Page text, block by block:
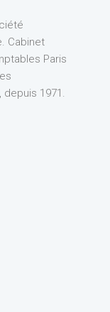
Cabinet
Paris
, depuis 1971.